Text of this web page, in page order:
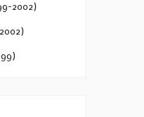
2002)